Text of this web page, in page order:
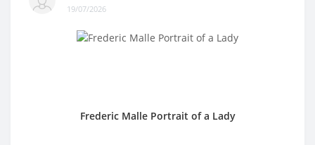
19/07/2026
Frederic Malle Portrait of a Lady